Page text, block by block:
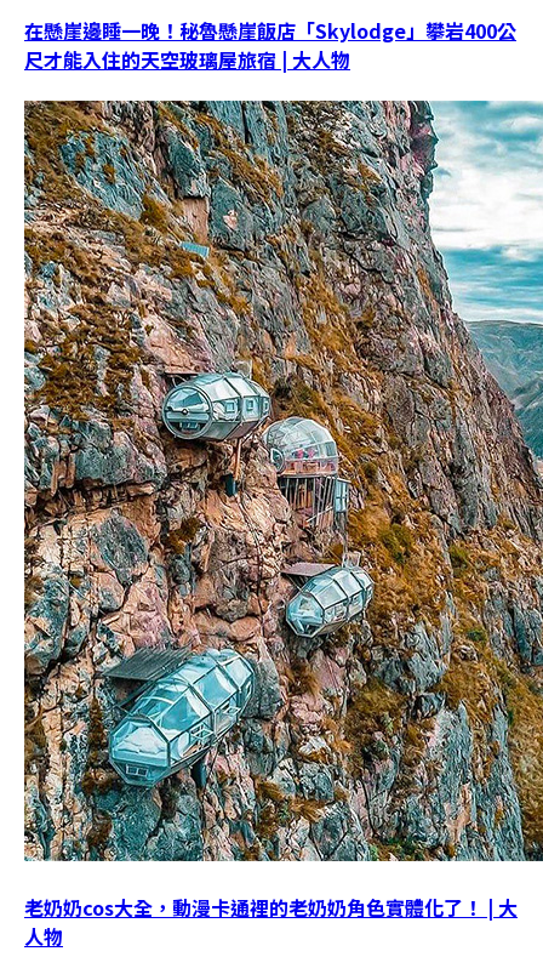
在懸崖邊睡一晚！秘魯懸崖飯店「Skylodge」攀岩400公
尺才能入住的天空玻璃屋旅宿 | 大人物
老奶奶cos大全，動漫卡通裡的老奶奶角色實體化了！ | 大
人物